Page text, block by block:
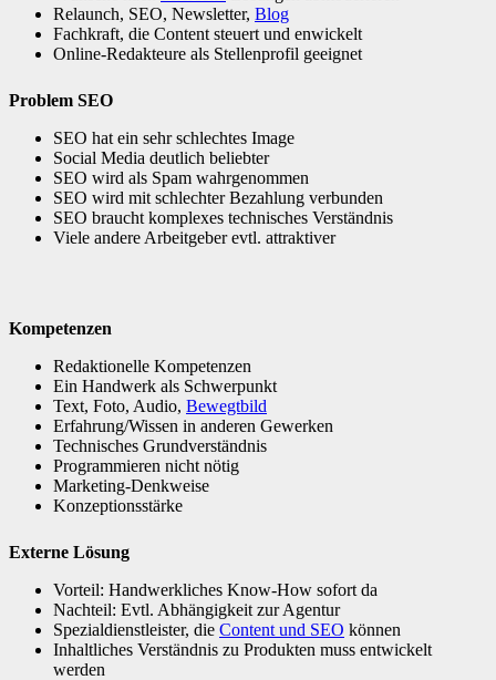
Relaunch, SEO, Newsletter, Blog
Fachkraft, die Content steuert und enwickelt
Online-Redakteure als Stellenprofil geeignet
Problem SEO
SEO hat ein sehr schlechtes Image
Social Media deutlich beliebter
SEO wird als Spam wahrgenommen
SEO wird mit schlechter Bezahlung verbunden
SEO braucht komplexes technisches Verständnis
Viele andere Arbeitgeber evtl. attraktiver
Kompetenzen
Redaktionelle Kompetenzen
Ein Handwerk als Schwerpunkt
Text, Foto, Audio, Bewegtbild
Erfahrung/Wissen in anderen Gewerken
Technisches Grundverständnis
Programmieren nicht nötig
Marketing-Denkweise
Konzeptionsstärke
Externe Lösung
Vorteil: Handwerkliches Know-How sofort da
Nachteil: Evtl. Abhängigkeit zur Agentur
Spezialdienstleister, die Content und SEO können
Inhaltliches Verständnis zu Produkten muss entwickelt
werden